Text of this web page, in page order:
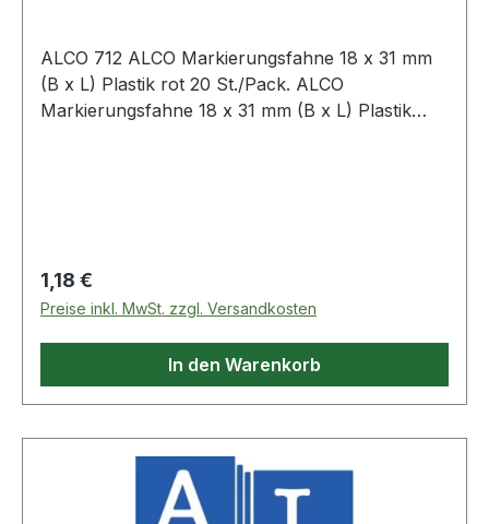
ALCO 712 ALCO Markierungsfahne 18 x 31 mm
(B x L) Plastik rot 20 St./Pack. ALCO
Markierungsfahne 18 x 31 mm (B x L) Plastik
Regulärer Preis:
1,18 €
Preise inkl. MwSt. zzgl. Versandkosten
In den Warenkorb